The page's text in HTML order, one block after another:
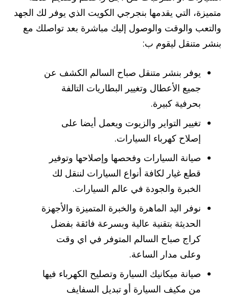
متميزة، التي يقدمها بنجرجي الكويت الذي يوفر لك الجهد
والتعب والوقت والوصول إليك مباشرة بعد تواصلك مع
بنشر متنقل ليقوم ب:
يوفر بنشر متنقل صباح السالم الكشف عن
جميع الأعطال وتغيير البطاريات التالفة
بحرفية كبيرة.
تغيير التواير والزيوت ويعمل أيضا على
إصلاح كهرباء السيارات.
صيانة السيارات وفحصها وإصلاحها وتوفير
قطع غيار لكافة أنواع السيارات لننقل لك
الخبرة والجودة في عالم السيارات.
نوفر اليد الماهرة والخبرة المتميزة والأجهزة
الحديثة بتقنية عالية وبسرعة فائقة بفضل
كراج صباح السالم المتوفر في اي وقت
وعلى مدار الساعة.
صيانة ميكانيك السيارة وتصليح الكهرباء فيها
من مكيف السيارة أو تبديل السفايف